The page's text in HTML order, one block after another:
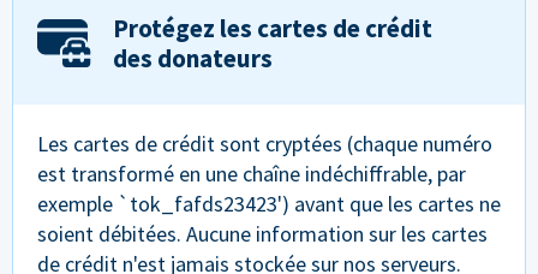
Protégez les cartes de crédit
des donateurs
Les cartes de crédit sont cryptées (chaque numéro
est transformé en une chaîne indéchiffrable, par
exemple `tok_fafds23423') avant que les cartes ne
soient débitées. Aucune information sur les cartes
de crédit n'est jamais stockée sur nos serveurs.